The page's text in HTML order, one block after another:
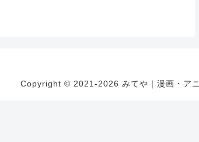
Copyright © 2021-2026 みてや｜漫画・ア